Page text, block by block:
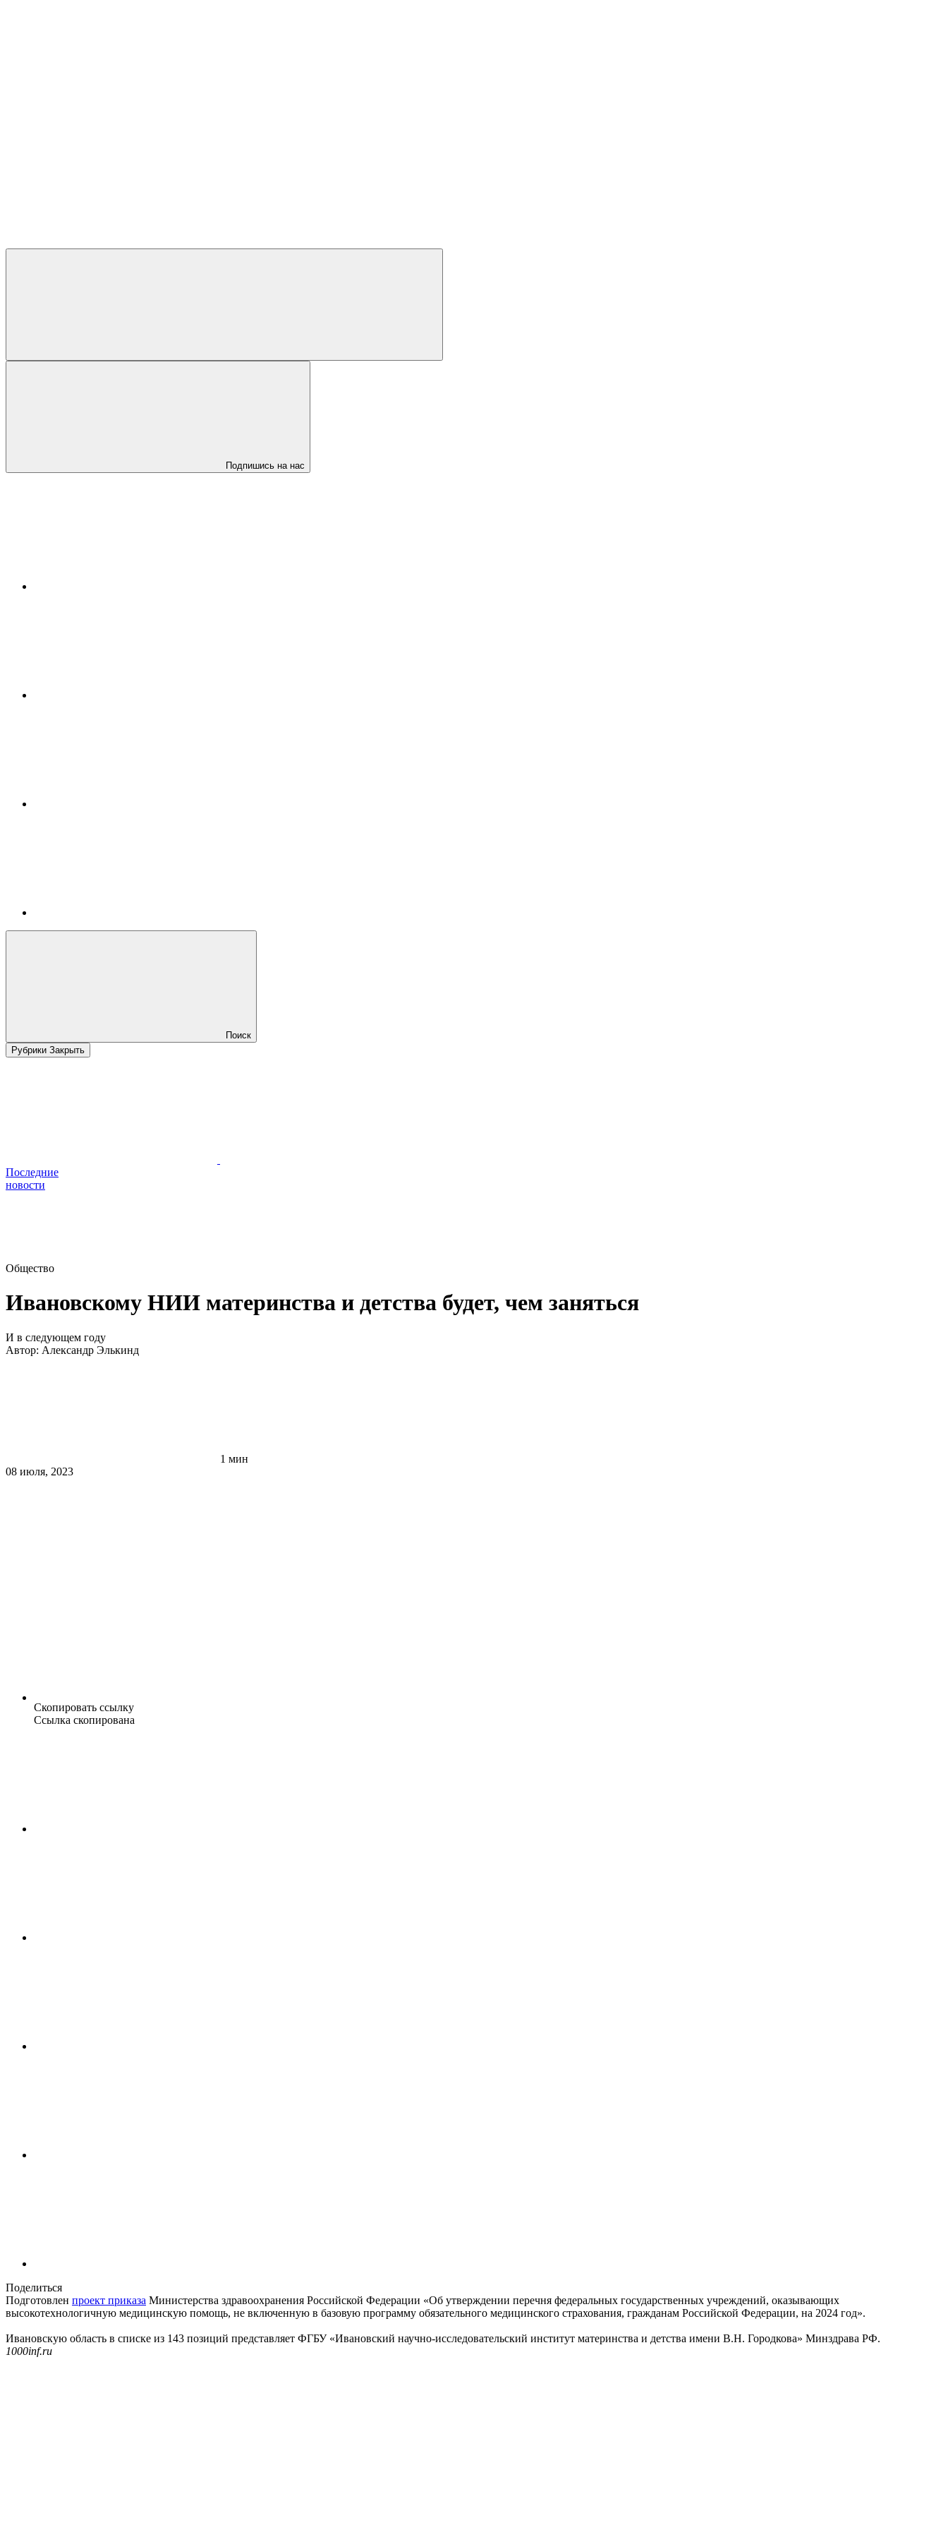
Подпишись на нас
Поиск
Рубрики Закрыть
Последние
новости
Общество
Ивановскому НИИ материнства и детства будет, чем заняться
И в следующем году
Автор: Александр Элькинд
1 мин
08 июля, 2023
Скопировать ссылку
Ссылка скопирована
Поделиться
Подготовлен проект приказа Министерства здравоохранения Российской Федерации «Об утверждении перечня федеральных государственных учреждений, оказывающих
высокотехнологичную медицинскую помощь, не включенную в базовую программу обязательного медицинского страхования, гражданам Российской Федерации, на 2024 год».
Ивановскую область в списке из 143 позиций представляет ФГБУ «Ивановский научно-исследовательский институт материнства и детства имени В.Н. Городкова» Минздрава РФ.
1000inf.ru